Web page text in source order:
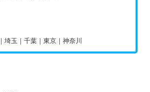
埼玉｜千葉｜東京｜神奈川